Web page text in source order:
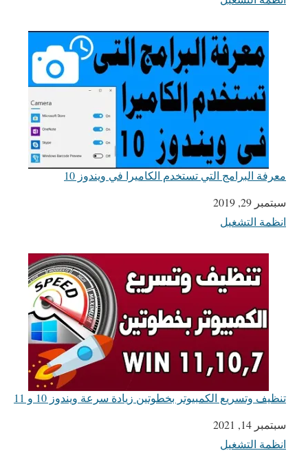
معرفة البرامج التي تستخدم الكاميرا في ويندوز 10
التاريخ
سبتمبر 29, 2019
في ما يتعلق بما يأتي
انظمة التشغيل
تنظيف وتسريع الكمبيوتر بخطوتين زيادة سرعة ويندوز 10 و 11
التاريخ
سبتمبر 14, 2021
في ما يتعلق بما يأتي
انظمة التشغيل